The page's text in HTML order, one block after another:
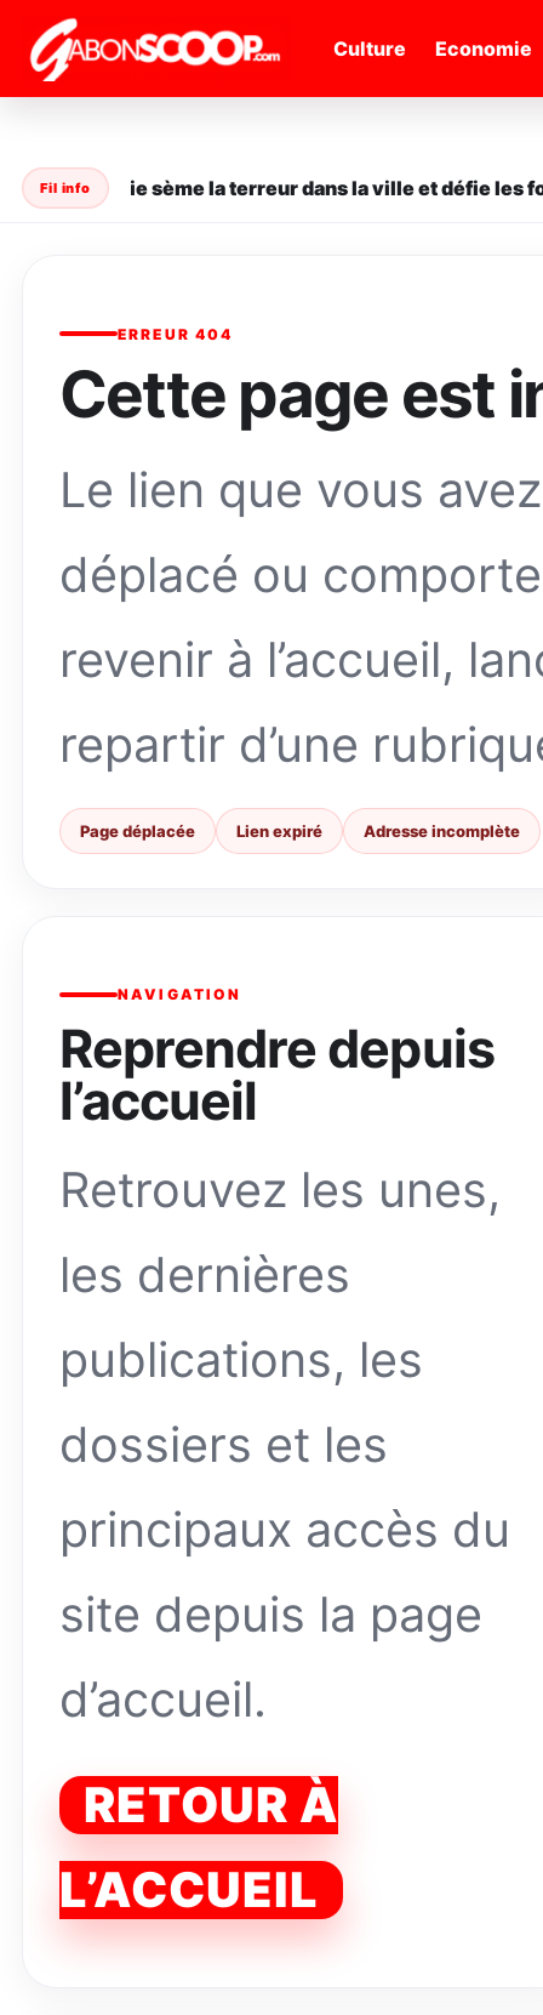
" /> Culture Economie
Fil info
en série sème la terreur dans la ville et défie les
ERREUR 404
Cette page est
Le lien que vous
déplacé ou
revenir à l’accueil,
repartir d’une
Page déplacée Lien expiré Adresse incomplète
NAVIGATION
Reprendre depuis
l’accueil
Retrouvez les unes,
les dernières
publications, les
dossiers et les
principaux accès du
site depuis la page
d’accueil.
RETOUR À
L’ACCUEIL